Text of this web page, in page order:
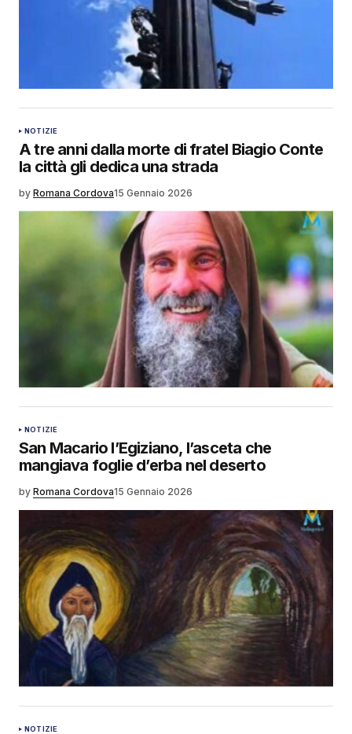
NOTIZIE
A tre anni dalla morte di fratel Biagio Conte
la città gli dedica una strada
by Romana Cordova15 Gennaio 2026
NOTIZIE
San Macario l’Egiziano, l’asceta che
mangiava foglie d’erba nel deserto
by Romana Cordova15 Gennaio 2026
NOTIZIE